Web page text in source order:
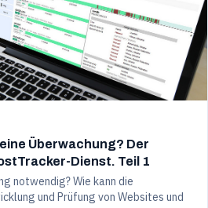
auxquels nous avons été
Überwachung? Der
Dienst. Teil 1
notwendig? Wie kann die
und Prüfung von Websites und